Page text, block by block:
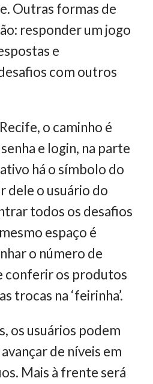
Outras formas de
responder um jogo
e
com outros
o caminho é
e login, na parte
há o símbolo do
dele o usuário do
todos os desafios
espaço é
o número de
conferir os produtos
trocas na ‘feirinha’.
os usuários podem
de níveis em
Mais à frente será